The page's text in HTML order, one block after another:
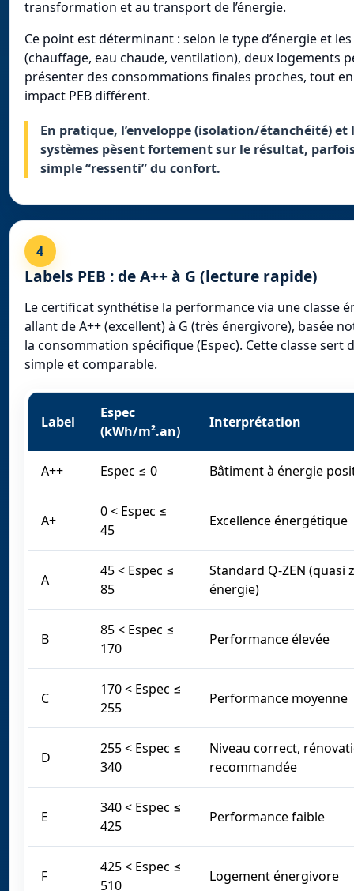
transformation et au transport de l’énergie.
Ce point est déterminant : selon le type d’énergie et
(chauffage, eau chaude, ventilation), deux logements
présenter des consommations finales proches, tout
impact PEB différent.
En pratique, l’enveloppe (isolation/étanchéité) et
systèmes pèsent fortement sur le résultat,
simple “ressenti” du confort.
4
Labels PEB : de A++ à G (lecture rapide)
Le certificat synthétise la performance via une classe
allant de A++ (excellent) à G (très énergivore), basée
la consommation spécifique (Espec). Cette classe sert
simple et comparable.
Label
Espec
(kWh/m².an)
Interprétation
A++ Espec ≤ 0 Bâtiment à énergie
A+
0 < Espec ≤
45
Excellence énergétique
A
45 < Espec ≤
85
Standard Q-ZEN (quasi
énergie)
B
85 < Espec ≤
170
Performance élevée
C
170 < Espec ≤
255
Performance moyenne
D
255 < Espec ≤
340
Niveau correct,
recommandée
E
340 < Espec ≤
425
Performance faible
F
425 < Espec ≤
510
Logement énergivore